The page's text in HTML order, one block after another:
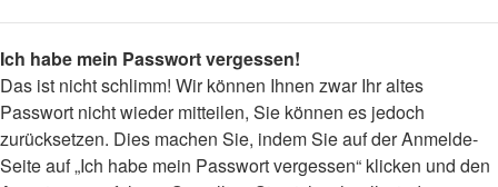
Ich habe mein Passwort vergessen!
Das ist nicht schlimm! Wir können Ihnen zwar Ihr altes
Passwort nicht wieder mitteilen, Sie können es jedoch
zurücksetzen. Dies machen Sie, indem Sie auf der Anmelde-
Seite auf „Ich habe mein Passwort vergessen“ klicken und den